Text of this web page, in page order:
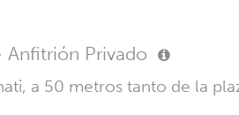
· Anfitrión Privado
a 50 metros tanto de la